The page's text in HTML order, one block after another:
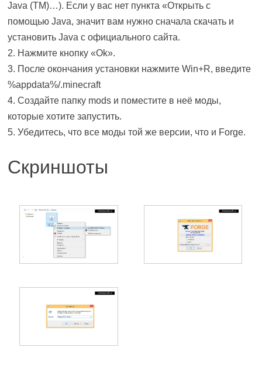
Java (TM)…). Если у вас нет пункта «Открыть с
помощью Java, значит вам нужно сначала скачать и
установить Java с официального сайта.
2. Нажмите кнопку «Ok».
3. После окончания установки нажмите Win+R, введите
%appdata%/.minecraft
4. Создайте папку mods и поместите в неё моды,
которые хотите запустить.
5. Убедитесь, что все моды той же версии, что и Forge.
Скриншоты